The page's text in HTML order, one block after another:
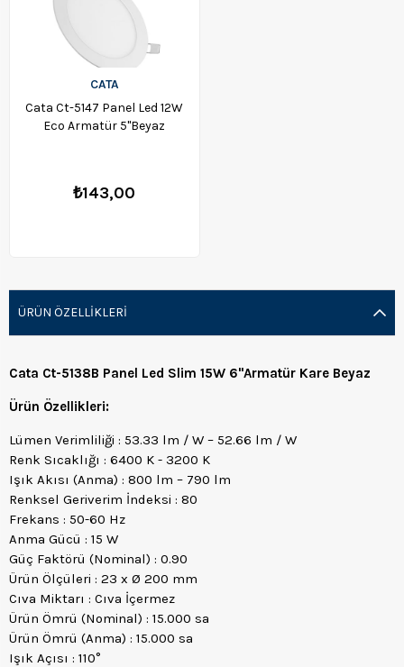
CATA
Cata Ct-5147 Panel Led 12W
Eco Armatür 5''Beyaz
₺143,00
ÜRÜN ÖZELLIKLERI
Cata Ct-5138B Panel Led Slim 15W 6''Armatür Kare Beyaz
Ürün Özellikleri:
Lümen Verimliliği : 53.33 lm / W – 52.66 lm / W
Renk Sıcaklığı : 6400 K - 3200 K
Işık Akısı (Anma) : 800 lm – 790 lm
Renksel Geriverim İndeksi : 80
Frekans : 50-60 Hz
Anma Gücü : 15 W
Güç Faktörü (Nominal) : 0.90
Ürün Ölçüleri : 23 x Ø 200 mm
Cıva Miktarı : Cıva İçermez
Ürün Ömrü (Nominal) : 15.000 sa
Ürün Ömrü (Anma) : 15.000 sa
Işık Açısı : 110°